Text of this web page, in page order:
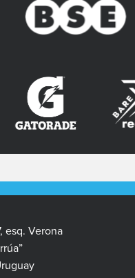
esq. Verona